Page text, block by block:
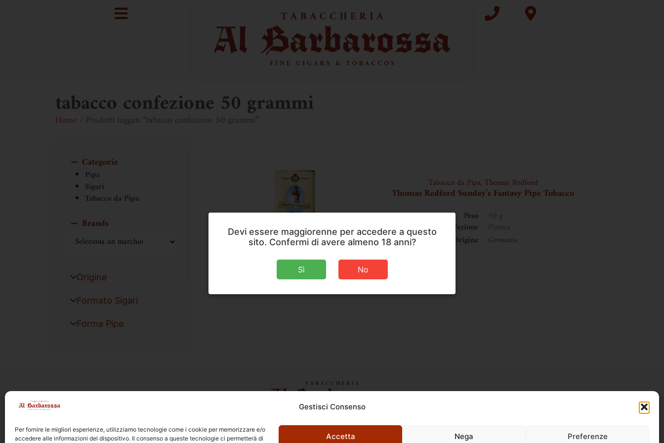
Gestisci Consenso
Per fornire le migliori esperienze, utilizziamo tecnologie come i cookie per memorizzare e/o
accedere alle informazioni del dispositivo. Il consenso a queste tecnologie ci permetterà di
Accetta Nega Preferenze
tabacco confezione 50 grammi
Home / Prodotti taggati “tabacco confezione 50 grammi”
Categorie
Pipe
Sigari
Tabacco da Pipa
Brands
Origine
Formato Sigari
Forma Pipe
Tabacco da Pipa, Thomas Redford
Thomas Redford Sunday’s Fantasy Pipe Tobacco
Peso
50 g
Confezione
Plastica
Origine
Germania
C.so E. Archinti, 1 - 26900 Lodi
P.Iva 09159210963
Devi essere maggiorenne per accedere a questo
sito. Confermi di avere almeno 18 anni?
Sì No